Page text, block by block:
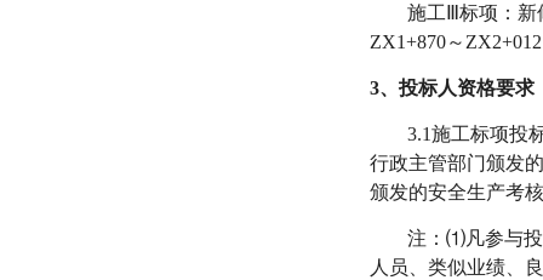
施工 Ⅲ标项： 新
ZX1+870～ ZX
3、投标人资格要求
3.1施工标项投
行政主管部门颁发
颁发的安全生产考
注：⑴凡参与
人员、类似业绩、